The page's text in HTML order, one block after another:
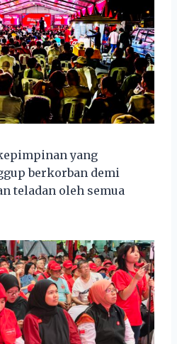
yang
berkorban demi
teladan oleh semua